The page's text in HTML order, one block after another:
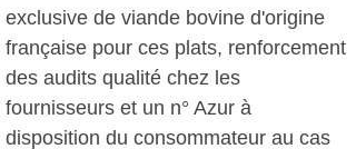
exclusive de viande bovine d'origine
française pour ces plats, renforcement
des audits qualité chez les
fournisseurs et un n° Azur à
disposition du consommateur au cas